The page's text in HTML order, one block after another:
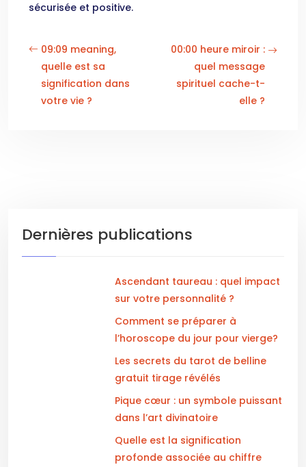
sécurisée et positive.
09:09 meaning,
quelle est sa
signification dans
votre vie ?
00:00 heure miroir :
quel message
spirituel cache-t-
elle ?
Dernières publications
Ascendant taureau : quel impact
sur votre personnalité ?
Comment se préparer à
l’horoscope du jour pour vierge?
Les secrets du tarot de belline
gratuit tirage révélés
Pique cœur : un symbole puissant
dans l’art divinatoire
Quelle est la signification
profonde associée au chiffre